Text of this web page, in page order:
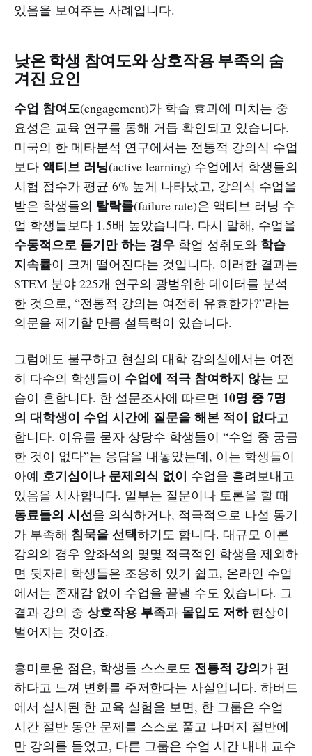
있음을 보여주는 사례입니다.
낮은 학생 참여도와 상호작용 부족의 숨
겨진 요인
수업 참여도(engagement)가 학습 효과에 미치는 중
요성은 교육 연구를 통해 거듭 확인되고 있습니다.
미국의 한 메타분석 연구에서는 전통적 강의식 수업
보다 액티브 러닝(active learning) 수업에서 학생들의
시험 점수가 평균 6% 높게 나타났고, 강의식 수업을
받은 학생들의 탈락률(failure rate)은 액티브 러닝 수
업 학생들보다 1.5배 높았습니다. 다시 말해, 수업을
수동적으로 듣기만 하는 경우 학업 성취도와 학습
지속률이 크게 떨어진다는 것입니다. 이러한 결과는
STEM 분야 225개 연구의 광범위한 데이터를 분석
한 것으로, “전통적 강의는 여전히 유효한가?”라는
의문을 제기할 만큼 설득력이 있습니다.
그럼에도 불구하고 현실의 대학 강의실에서는 여전
히 다수의 학생들이 수업에 적극 참여하지 않는 모
습이 흔합니다. 한 설문조사에 따르면 10명 중 7명
의 대학생이 수업 시간에 질문을 해본 적이 없다고
합니다. 이유를 묻자 상당수 학생들이 “수업 중 궁금
한 것이 없다”는 응답을 내놓았는데, 이는 학생들이
아예 호기심이나 문제의식 없이 수업을 흘려보내고
있음을 시사합니다. 일부는 질문이나 토론을 할 때
동료들의 시선을 의식하거나, 적극적으로 나설 동기
가 부족해 침묵을 선택하기도 합니다. 대규모 이론
강의의 경우 앞좌석의 몇몇 적극적인 학생을 제외하
면 뒷자리 학생들은 조용히 있기 쉽고, 온라인 수업
에서는 존재감 없이 수업을 끝낼 수도 있습니다. 그
결과 강의 중 상호작용 부족과 몰입도 저하현상이
벌어지는 것이죠.
흥미로운 점은, 학생들 스스로도 전통적 강의가 편
하다고 느껴 변화를 주저한다는 사실입니다. 하버드
에서 실시된 한 교육 실험을 보면, 한 그룹은 수업
시간 절반 동안 문제를 스스로 풀고 나머지 절반에
만 강의를 들었고, 다른 그룹은 수업 시간 내내 교수